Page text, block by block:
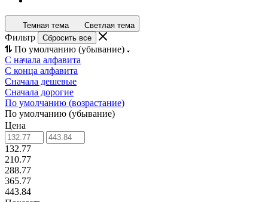
Темная тема Светлая тема
Фильтр Сбросить все
По умолчанию (убывание)
С начала алфавита
С конца алфавита
Сначала дешевые
Сначала дорогие
По умолчанию (возрастание)
По умолчанию (убывание)
Цена
132.77
210.77
288.77
365.77
443.84